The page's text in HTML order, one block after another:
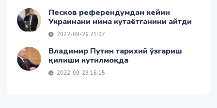
Песков референдумдан кейин
Украинани нима кутаётганини айтди
2022-09-26 21:07
Владимир Путин тарихий ўзгариш
қилиши кутилмоқда
2022-09-29 16:15